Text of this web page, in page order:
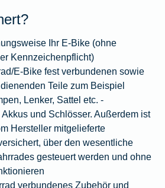
Ihr E-Bike (ohne
Kennzeichenpflicht)
E-Bike fest verbundenen sowie
Teile zum Beispiel
Lenker, Sattel etc. -
und Schlösser. Außerdem ist
Hersteller mitgelieferte
über den wesentliche
gesteuert werden und ohne
verbundenes Zubehör und